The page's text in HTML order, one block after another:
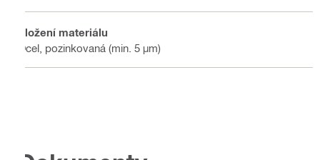
Složení materiálu
Ocel, pozinkovaná (min. 5 µm)